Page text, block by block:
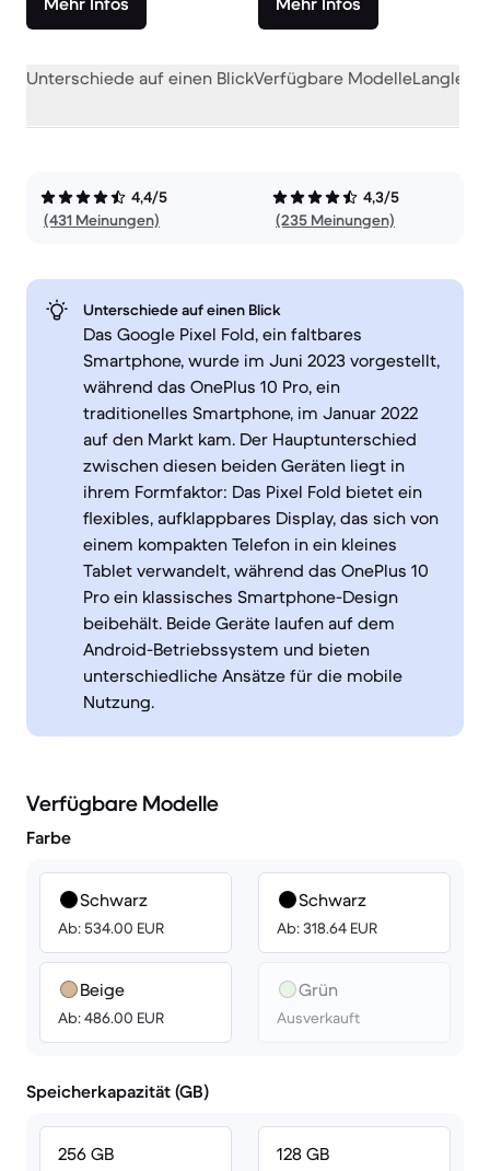
Unterschiede auf einen BlickVerfügbare Modelle
4,4/5
(431 Meinungen)
4,3/5
(235 Meinungen)
Unterschiede auf einen Blick
Das Google Pixel Fold, ein faltbares
Smartphone, wurde im Juni 2023 vorgestellt,
während das OnePlus 10 Pro, ein
traditionelles Smartphone, im Januar 2022
auf den Markt kam. Der Hauptunterschied
zwischen diesen beiden Geräten liegt in
ihrem Formfaktor: Das Pixel Fold bietet ein
flexibles, aufklappbares Display, das sich von
einem kompakten Telefon in ein kleines
Tablet verwandelt, während das OnePlus 10
Pro ein klassisches Smartphone-Design
beibehält. Beide Geräte laufen auf dem
Android-Betriebssystem und bieten
unterschiedliche Ansätze für die mobile
Nutzung.
Verfügbare Modelle
Farbe
Schwarz
Ab: 534.00 EUR
Beige
Ab: 486.00 EUR
Schwarz
Ab: 318.64 EUR
Grün
Ausverkauft
Speicherkapazität (GB)
256 GB 128 GB